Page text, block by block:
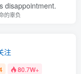
disappointment.
的辜负
注
80.7W+